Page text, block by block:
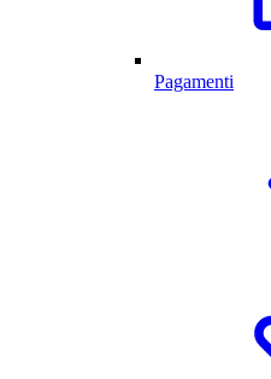
Pagamenti